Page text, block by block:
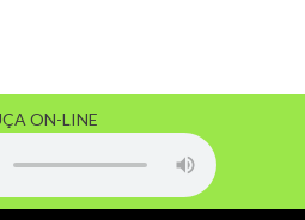
ON-LINE